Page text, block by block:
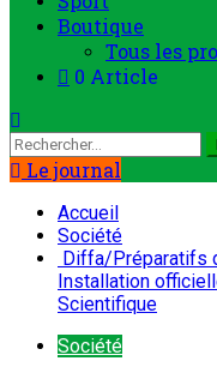
Boutique
Tous les
0 Article
Le journal
Accueil
Société
Diffa/Préparatifs
Installation
Scientifique
Société